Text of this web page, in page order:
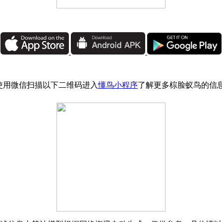
用微信扫描以下二维码进入懂鸟小程序了解更多棕脸蚁鸟的信